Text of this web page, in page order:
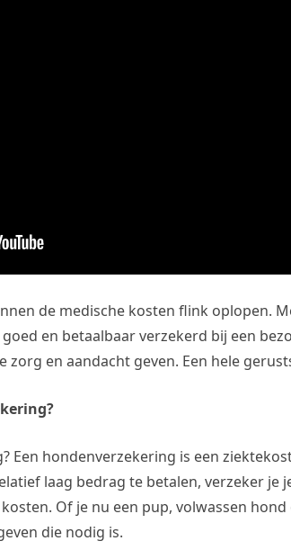
de medische kosten flink oplopen.
en betaalbaar verzekerd bij een
zorg en aandacht geven. Een hele
Een hondenverzekering is een
laag bedrag te betalen, verzeker je
Of je nu een pup, volwassen
die nodig is.